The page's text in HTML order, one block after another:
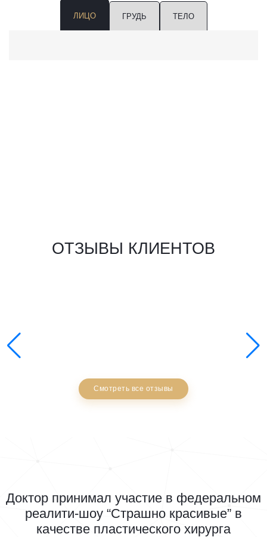
ЛИЦО ГРУДЬ ТЕЛО
ОТЗЫВЫ КЛИЕНТОВ
Смотреть все отзывы
Доктор принимал участие в федеральном
реалити-шоу “Страшно красивые” в
качестве пластического хирурга